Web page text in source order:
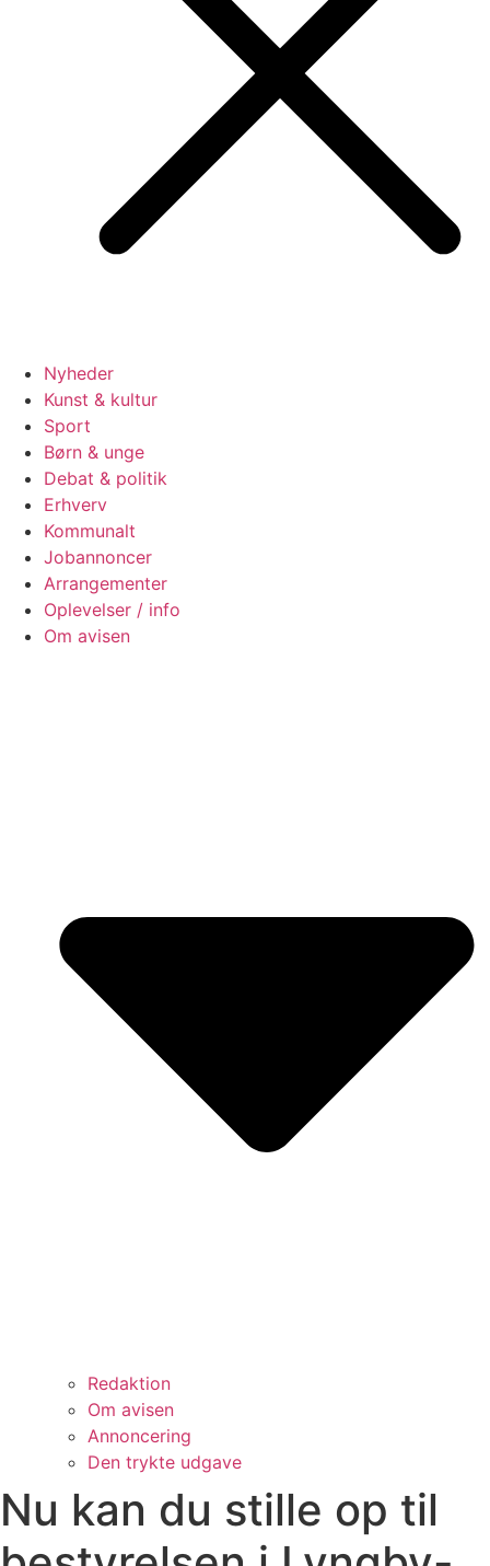
Nyheder
Kunst & kultur
Sport
Børn & unge
Debat & politik
Erhverv
Kommunalt
Jobannoncer
Arrangementer
Oplevelser / info
Om avisen
Redaktion
Om avisen
Annoncering
Den trykte udgave
Nu kan du stille op til